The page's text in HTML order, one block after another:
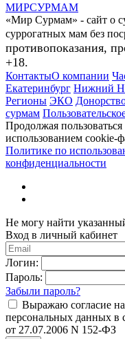
МИРСУРМАМ
«Мир Сурмам» - сайт о
суррогатных мам без
противопоказания,
+18.
КонтактыО компании
Екатеринбург Нижний
Регионы ЭКО
сурмам
Продолжая
использованием cookie-
Политике по
конфиденциальности
Не могу найти
Вход в личный кабинет
Логин:
Пароль:
Забыли пароль?
Выражаю согласие
персональных данных в
от 27.07.2006 N 152-ФЗ